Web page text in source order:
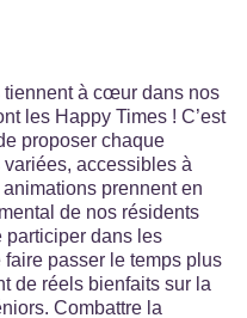
tiennent à cœur dans nos
les Happy Times ! C’est
proposer chaque
accessibles à
prennent en
de nos résidents
participer dans les
passer le temps plus
de réels bienfaits sur la
Combattre la